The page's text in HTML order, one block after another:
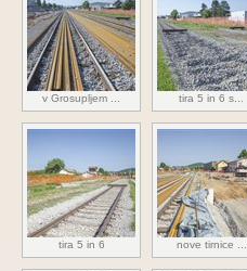
v Grosupljem ... tira 5 in 6 s...
tira 5 in 6 nove tirnice ...